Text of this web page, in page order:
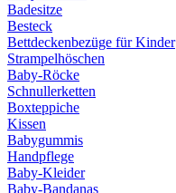
Badesitze
Besteck
Bettdeckenbezüge für Kinder
Strampelhöschen
Baby-Röcke
Schnullerketten
Boxteppiche
Kissen
Babygummis
Handpflege
Baby-Kleider
Baby-Bandanas